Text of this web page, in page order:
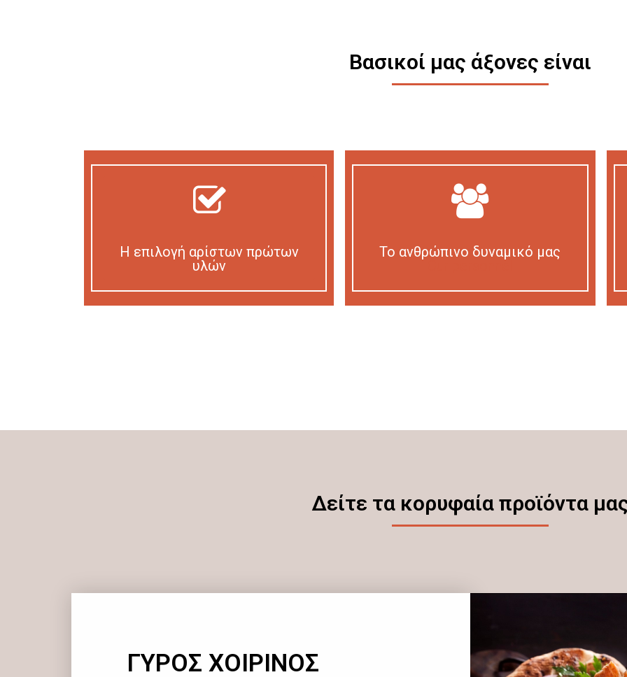
Βασικοί μας άξονες είναι
Η επιλογή αρίστων πρώτων
υλών
Το ανθρώπινο δυναμικό μας
Δείτε τα κορυφαία προϊόντα
ΓΥΡΟΣ ΧΟΙΡΙΝΟΣ